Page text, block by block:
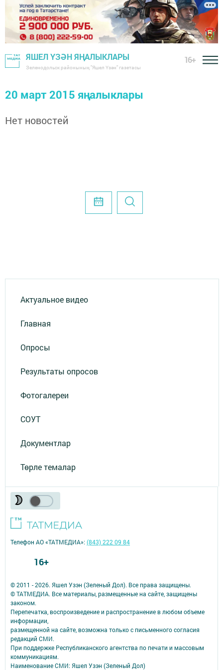
ЯШЕЛ ҮЗӘН ЯҢАЛЫКЛАРЫ
Зеленодольск районының "Яшел Үзән" газетасы
16+
20 март 2015 яңалыклары
Нет новостей
Актуальное видео
Главная
Опросы
Результаты опросов
Фотогалереи
СОУТ
Документлар
Төрле темалар
© 2011 - 2026. Яшел Узэн (Зеленый Дол). Все права защищены.
© ТАТМЕДИА. Все материалы, размещенные на сайте, защищены
законом.
Перепечатка, воспроизведение и распространение в любом объеме
информации,
размещенной на сайте, возможна только с письменного согласия
редакций СМИ.
При поддержке Республиканского агентства по печати и массовым
коммуникациям.
Наименование СМИ: Яшел Узэн (Зеленый Дол)
Телефон АО «ТАТМЕДИА»:(843) 222 09 84
16+